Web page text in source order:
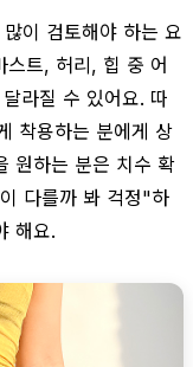
이 검토해야 하는 요
스트, 허리, 힙 중 어
라질 수 있어요. 따
착용하는 분에게 상
원하는 분은 치수 확
다를까 봐 걱정"하
해요.